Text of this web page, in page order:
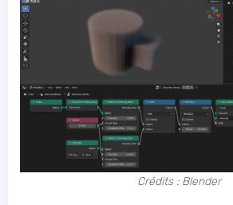
Crédits : Blender